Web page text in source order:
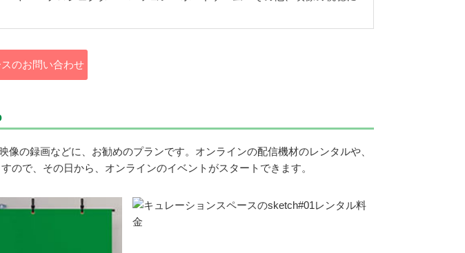
のお問い合わせ
の録画などに、お勧めのプランです。オンラインの配信機材のレンタルや、
で、その日から、オンラインのイベントがスタートできます。